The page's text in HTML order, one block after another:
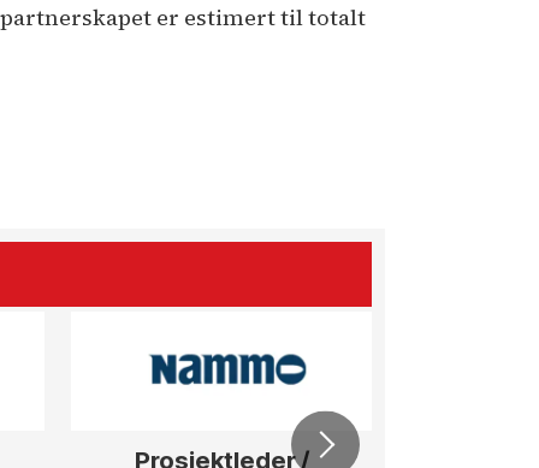
er estimert til totalt
Prosjektleder /